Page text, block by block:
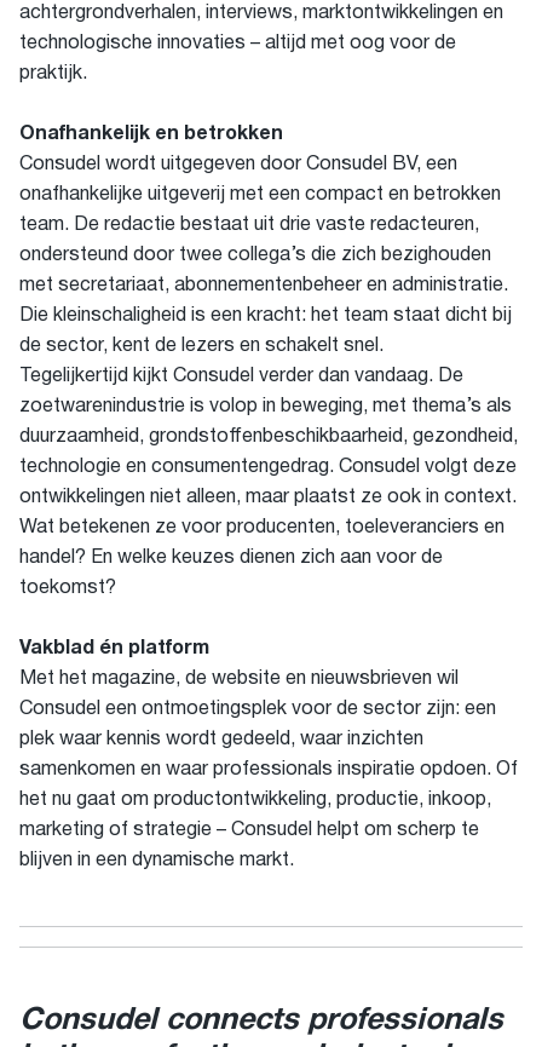
achtergrondverhalen, interviews, marktontwikkelingen en
technologische innovaties – altijd met oog voor de
praktijk.
Onafhankelijk en betrokken
Consudel wordt uitgegeven door Consudel BV, een
onafhankelijke uitgeverij met een compact en betrokken
team. De redactie bestaat uit drie vaste redacteuren,
ondersteund door twee collega’s die zich bezighouden
met secretariaat, abonnementenbeheer en administratie.
Die kleinschaligheid is een kracht: het team staat dicht bij
de sector, kent de lezers en schakelt snel.
Tegelijkertijd kijkt Consudel verder dan vandaag. De
zoetwarenindustrie is volop in beweging, met thema’s als
duurzaamheid, grondstoffenbeschikbaarheid, gezondheid,
technologie en consumentengedrag. Consudel volgt deze
ontwikkelingen niet alleen, maar plaatst ze ook in context.
Wat betekenen ze voor producenten, toeleveranciers en
handel? En welke keuzes dienen zich aan voor de
toekomst?
Vakblad én platform
Met het magazine, de website en nieuwsbrieven wil
Consudel een ontmoetingsplek voor de sector zijn: een
plek waar kennis wordt gedeeld, waar inzichten
samenkomen en waar professionals inspiratie opdoen. Of
het nu gaat om productontwikkeling, productie, inkoop,
marketing of strategie – Consudel helpt om scherp te
blijven in een dynamische markt.
Consudel connects professionals